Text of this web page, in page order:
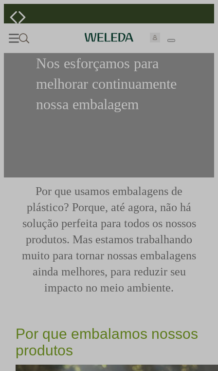
Nos esforçamos para
melhorar continuamente
nossa embalagem
Por que usamos embalagens de
plástico? Porque, até agora, não há
solução perfeita para todos os nossos
produtos. Mas estamos trabalhando
muito para tornar nossas embalagens
ainda melhores, para reduzir seu
impacto no meio ambiente.
Por que embalamos nossos
produtos